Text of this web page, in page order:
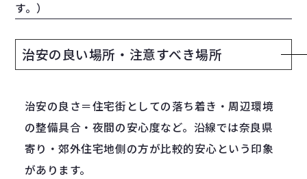
す。）
治安の良い場所・注意すべき場所
治安の良さ＝住宅街としての落ち着き・周辺環境
の整備具合・夜間の安心度など。沿線では奈良県
寄り・郊外住宅地側の方が比較的安心という印象
があります。